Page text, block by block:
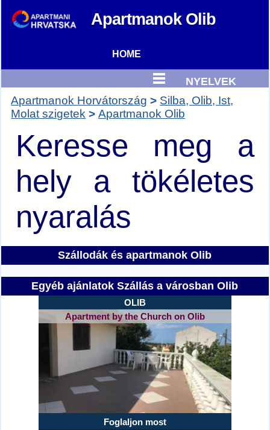
Apartmanok Olib
HOME
NYELVEK
Apartmanok Horvátország
Silba, Olib, Ist,
Molat szigetek
Apartmanok Olib
Keresse meg a
hely a tökéletes
nyaralás
Szállodák ésapartmanok Olib
Egyéb ajánlatok Szállás a városban Olib
OLIB
Apartment by the Church on Olib
Foglaljon most